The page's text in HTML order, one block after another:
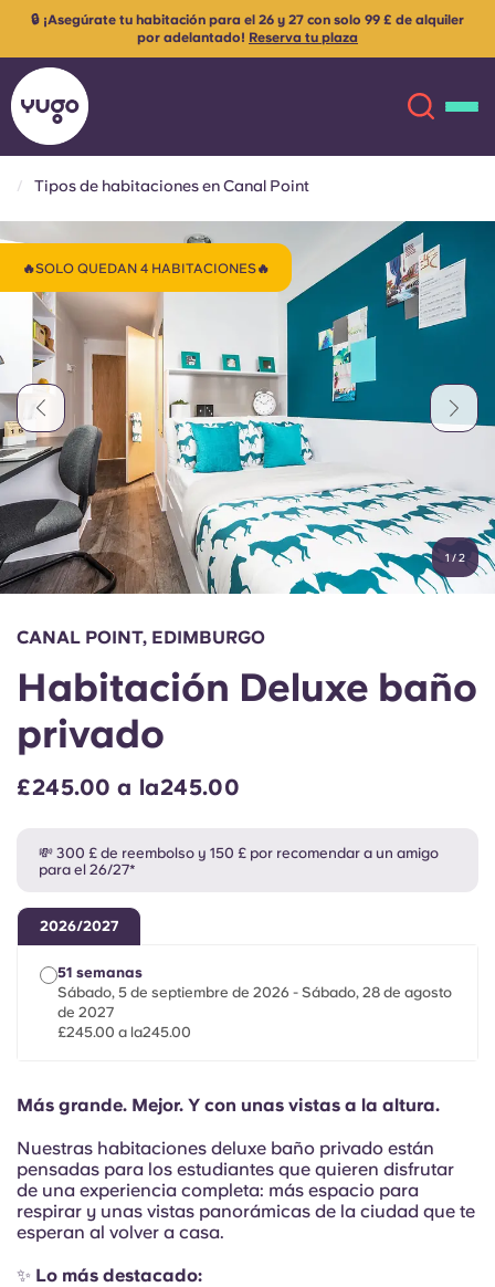
Ubicaciones
Más
Cuenta Idioma
English (GB)
Chinese
French
Elige un país
Iniciar sesión
Reserva ahora
English (US)
Chinese Español
Català
Italian French
Portuguese
🔒 ¡Asegúrate tu habitación para el 26 y 27 con solo 99 £ de alquiler
por adelantado! Reserva tu plaza
Tipos de habitaciones en Canal Point
🔥SOLO QUEDAN 4 HABITACIONES🔥
1/2
CANAL POINT, EDIMBURGO
Habitación Deluxe baño
privado
£245.00 a la245.00
💸 300 £ de reembolso y 150 £ por recomendar a un amigo
para el 26/27*
2026/2027
51 semanas
Sábado, 5 de septiembre de 2026 - Sábado, 28 de agosto
de 2027
£245.00 a la245.00
Más grande. Mejor. Y con unas vistas a la altura.
Nuestras habitaciones deluxe baño privado están
pensadas para los estudiantes que quieren disfrutar
de una experiencia completa: más espacio para
respirar y unas vistas panorámicas de la ciudad que te
esperan al volver a casa.
✨ Lo más destacado: